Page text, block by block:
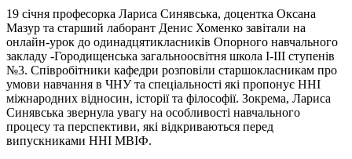
19 січня професорка Лариса Синявська, доцентка Оксана
Мазур та старший лаборант Денис Хоменко завітали на
онлайн-урок до одинадцятикласників Опорного навчального
закладу -Городищенська загальноосвітня школа І-ІІІ ступенів
№3. Співробітники кафедри розповіли старшокласникам про
умови навчання в ЧНУ та спеціальності які пропонує ННІ
міжнародних відносин, історії та філософії. Зокрема, Лариса
Синявська звернула увагу на особливості навчального
процесу та перспективи, які відкриваються перед
випускниками ННІ МВІФ.